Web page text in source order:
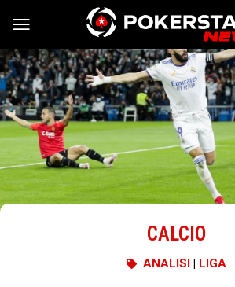
Vai al contenuto
CALCIO
ANALISI| LIGA